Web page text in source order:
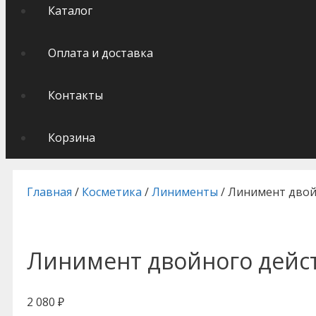
Каталог
Оплата и доставка
Контакты
Корзина
Главная / Косметика /Линименты / Линимент
Линимент двойного
2 080 ₽